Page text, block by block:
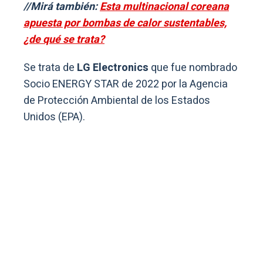
//Mirá también:Esta multinacional coreana
apuesta por bombas de calor sustentables,
¿de qué se trata?
Se trata de LG Electronics que fue nombrado
Socio ENERGY STAR de 2022 por la Agencia
de Protección Ambiental de los Estados
Unidos (EPA).